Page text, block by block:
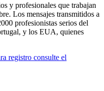
y profesionales que trabajan
Los mensajes transmitidos a
profesionistas serios del
y los EUA, quienes
registro consulte el